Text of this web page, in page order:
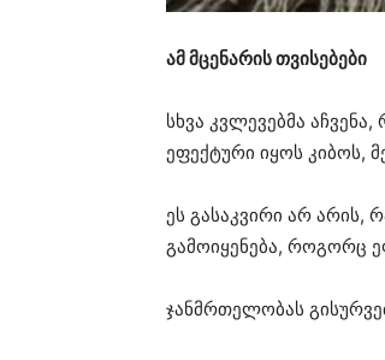
ამ მცენარის თვისებები
სხვა კვლევებმა
ეფექტური იყოს კიბოს,
ეს გასაკვირი არ არის,
გამოიყენება, როგორც
ჯანმრთელობას